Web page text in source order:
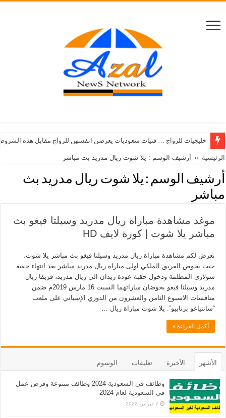
خليجيات للزواج … فتيات سعوديات يعرضن انفسهن للزواج مقابل هذه
الرئيسية » أرشيف الوسم : يلا شوت ريال مدريد بث مباشر
أرشيف الوسم : يلا شوت ريال مدريد بث
مباشر
موغد مشاهدة مباراة ريال مدريد وسيلتا فيغو بث
مباشر يلا شوت | كورة لايف HD
نعرض لكم مشاهدة مباراة ريال مدريد وسيلتا فيغو بث مباشر يلا شوت،
حيث يخوض الفريق الملكي اولى مباراة ريال مدريد مباشر بعد انتهاء حقبة
سولاري المظلمة ودخول حقبة عودة زيدان الى ريال مدريد، فريقا ريال
مدريد وسيلتا فيغو يخوضان مباراتهما السبت 16 مارس 2019م ضمن
منافسات الاسبوع الثامن والعشرون من الدوري الإسباني على ملعب
“سانتياغو برنابيو”. يلا شوت مباراة ريال …
أكمل القراءة »
الأشهر الأخيرة تعليقات الوسوم
وظائف في السعودية 2024 وظائف متنوعة وفرص عمل
في السعودية لعام 2024
7 فبراير، 2022